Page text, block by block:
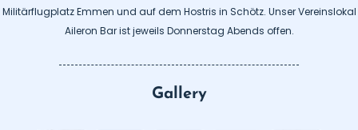
Militärflugplatz Emmen und auf dem Hostris in Schötz. Unser Vereinslokal
Aileron Bar ist jeweils Donnerstag Abends offen.
Gallery